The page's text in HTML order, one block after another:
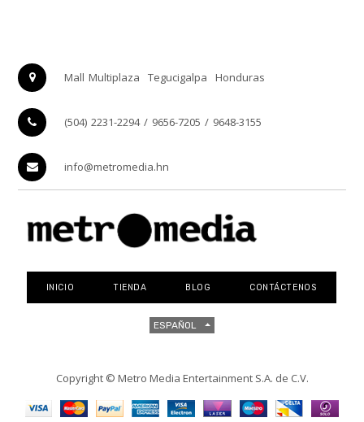
Mall Multiplaza Tegucigalpa Honduras
(504) 2231-2294 / 9656-7205 / 9648-3155
info@metromedia.hn
INICIO TIENDA BLOG CONTÁCTENOS
ESPAÑOL
Copyright © Metro Media Entertainment S.A. de C.V.